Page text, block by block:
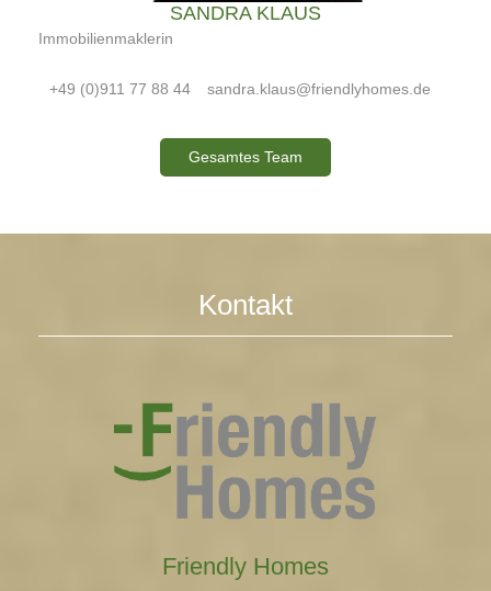
SANDRA KLAUS
Immobilienmaklerin
+49 (0)911 77 88 44 sandra.klaus@friendlyhomes.de
Gesamtes Team
Kontakt
Friendly Homes